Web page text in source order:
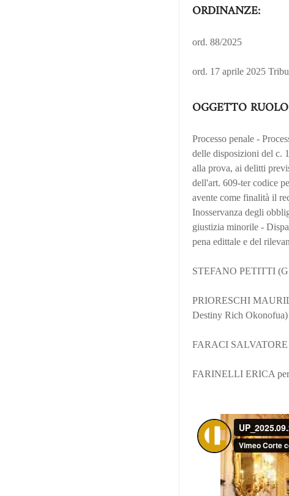
ORDINANZE:
ord. 88/2025
ord. 17 aprile 2025
OGGETTO RUOLO
Processo penale -
delle disposizioni del c.
alla prova, ai delitti
dell'art. 609-ter codice
avente come finalità il
Inosservanza degli
giustizia minorile -
pena edittale e del
STEFANO PETITTI
PRIORESCHI
Destiny Rich
FARACI SALVATORE
FARINELLI ERICA